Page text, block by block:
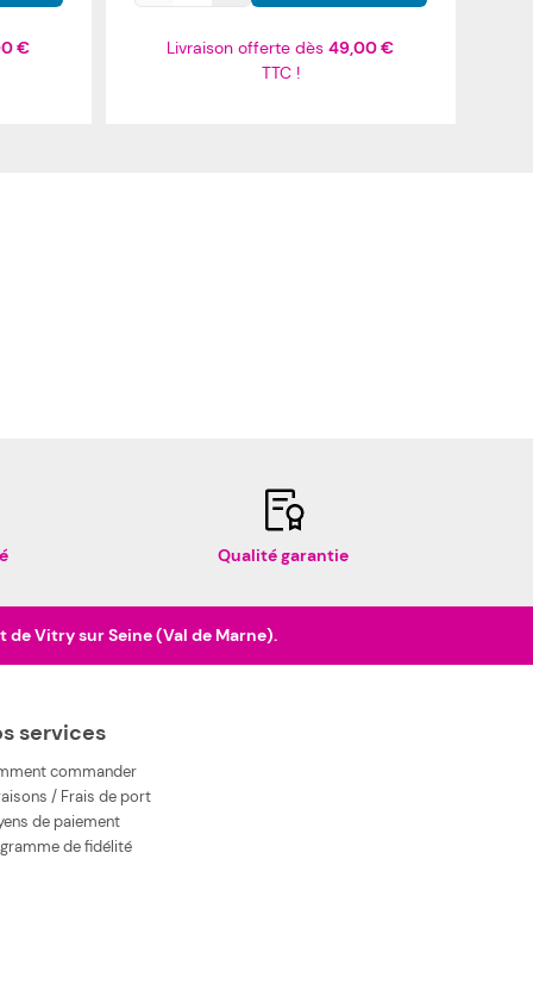
€ Livraison offerte dès49,00 €
TTC !
Qualité garantie
Vitry sur Seine (Val de Marne).
services
commander
/ Frais de port
de paiement
de fidélité